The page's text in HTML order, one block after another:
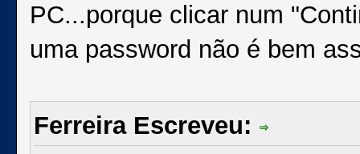
PC...porque clicar num
uma password não é bem
Ferreira Escreveu: